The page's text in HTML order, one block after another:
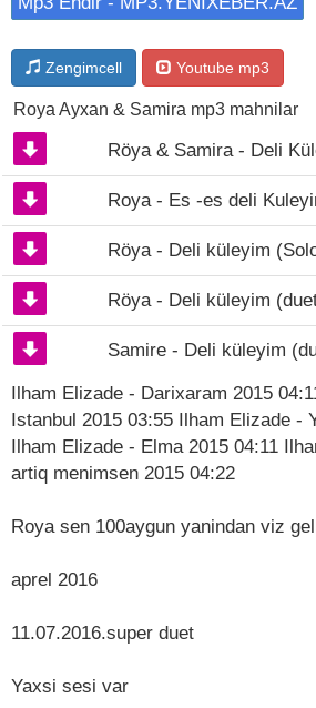
Zengimcell Youtube mp3
Roya Ayxan & Samira mp3 mahnilar
Röya & Samira - Deli
Roya - Es -es deli
Röya - Deli küleyim
Röya - Deli küleyim
Samire - Deli küleyim
Ilham Elizade - Darixaram 2015
Istanbul 2015 03:55 Ilham Elizade -
Ilham Elizade - Elma 2015 04:11
artiq menimsen 2015 04:22
Roya sen 100aygun yanindan viz
aprel 2016
11.07.2016.super duet
Yaxsi sesi var